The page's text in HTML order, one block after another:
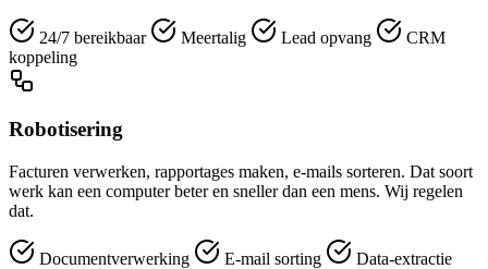
24/7 bereikbaar Meertalig Lead opvang
CRM
koppeling
Robotisering
Facturen verwerken, rapportages maken, e-mails sorteren. Dat soort
werk kan een computer beter en sneller dan een mens. Wij regelen
dat.
Documentverwerking E-mail sorting
Data-extractie